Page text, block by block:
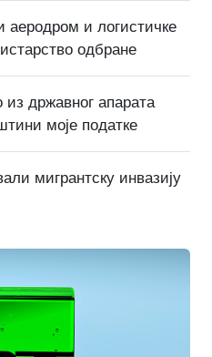
аеродром и логистичке
одбране
државног апарата
моје податке
мигрантску инвазију